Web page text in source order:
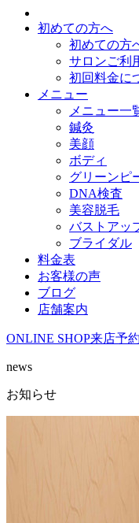
初めての方へ
初めての方
サロンご利
初回料金に
メニュー
メニュー一
鍼灸
美顔
ボディ
グリーンピ
DNA検査
美容脱毛
バストアッ
ブライダル
料金表
お客様の声
ブログ
店舗案内
ONLINE SHOP来店予約
news
お知らせ